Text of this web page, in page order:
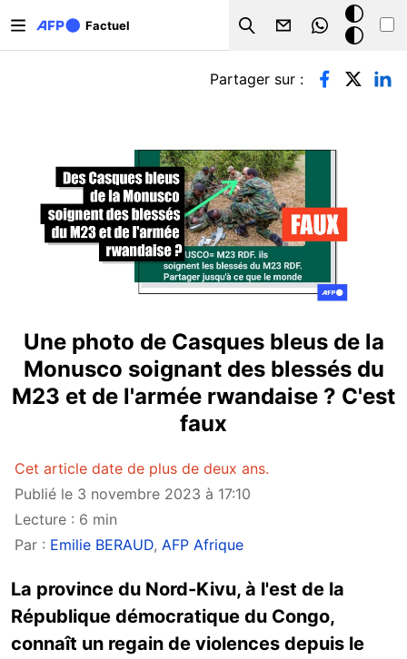
Factuel
Search
Mode
sombre
Onglets principaux
Partager sur :
Une photo de Casques bleus de la
Monusco soignant des blessés du
M23 et de l'armée rwandaise ? C'est
faux
Cet article date de plus de deux ans.
Publié le 3 novembre 2023 à 17:10
Lecture : 6 min
Par : Emilie BERAUD, AFP Afrique
La province du Nord-Kivu, à l'est de la
République démocratique du Congo,
connaît un regain de violences depuis le